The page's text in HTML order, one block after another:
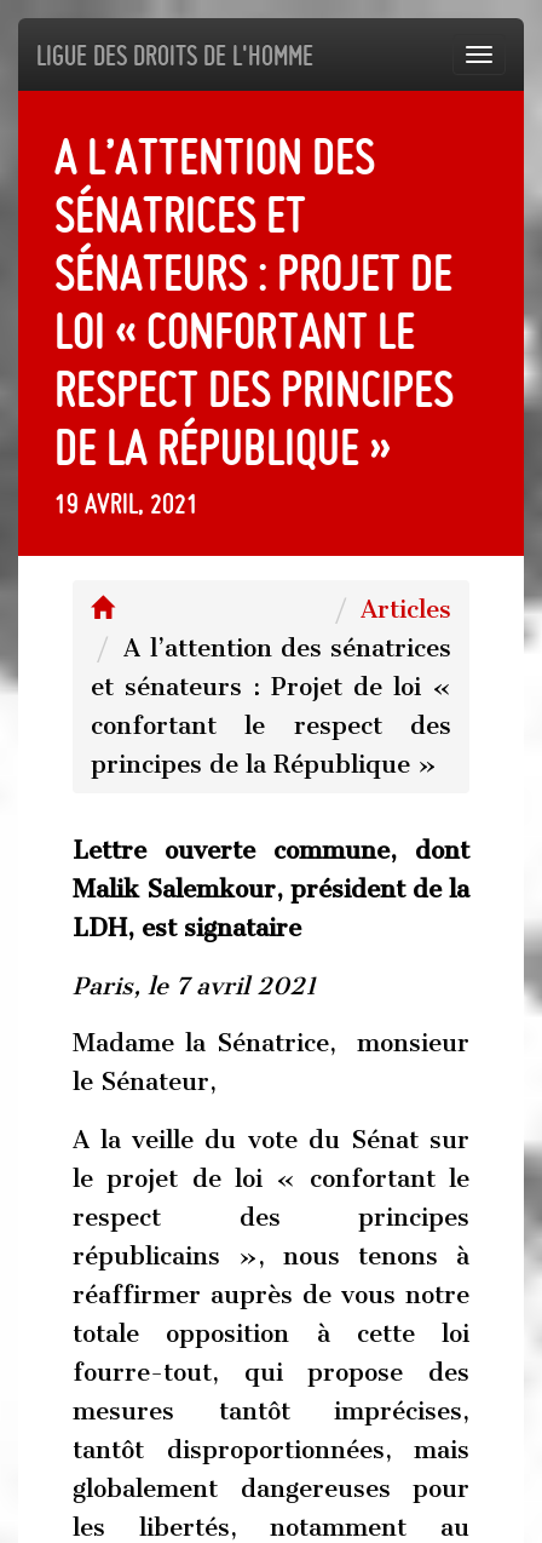
Ligue des droits de l'Homme
A l’attention des
sénatrices et
sénateurs : Projet de
loi « confortant le
respect des principes
de la République »
19 avril, 2021
Articles
A l’attention des sénatrices
et sénateurs : Projet de loi «
confortant le respect des
principes de la République »
Lettre ouverte commune, dont
Malik Salemkour, président de la
LDH, est signataire
Paris, le 7 avril 2021
Madame la Sénatrice, monsieur
le Sénateur,
A la veille du vote du Sénat sur
le projet de loi « confortant le
respect des principes
républicains », nous tenons à
réaffirmer auprès de vous notre
totale opposition à cette loi
fourre-tout, qui propose des
mesures tantôt imprécises,
tantôt disproportionnées, mais
globalement dangereuses pour
les libertés, notamment au